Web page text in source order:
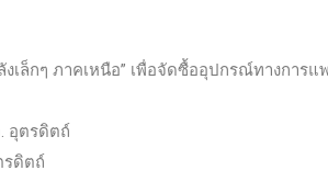
เล็กๆ ภาคเหนือ” เพื่อจัดซื้ออุปกรณ์​ทางการ
อุตรดิตถ์
รดิตถ์